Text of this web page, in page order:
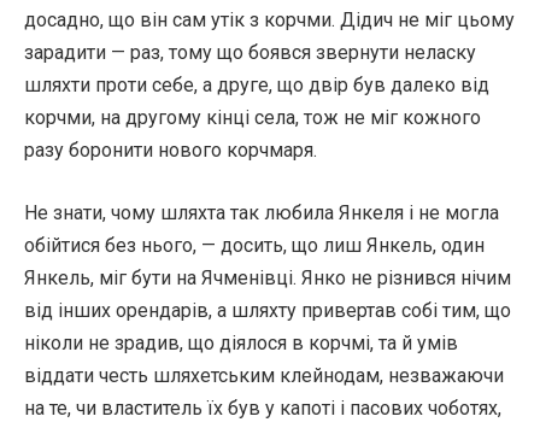
досадно, що він сам утік з корчми. Дідич не міг цьому
зарадити — раз, тому що боявся звернути неласку
шляхти проти себе, а друге, що двір був далеко від
корчми, на другому кінці села, тож не міг кожного
разу боронити нового корчмаря.
Не знати, чому шляхта так любила Янкеля і не могла
обійтися без нього, — досить, що лиш Янкель, один
Янкель, міг бути на Ячменівці. Янко не різнився нічим
від інших орендарів, а шляхту привертав собі тим, що
ніколи не зрадив, що діялося в корчмі, та й умів
віддати честь шляхетським клейнодам, незважаю­чи
на те, чи властитель їх був у капоті і пасових чоботях,